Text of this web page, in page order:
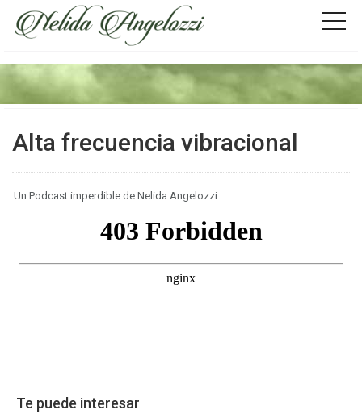
Alta frecuencia vibracional
Un Podcast imperdible de Nelida Angelozzi
Te puede interesar